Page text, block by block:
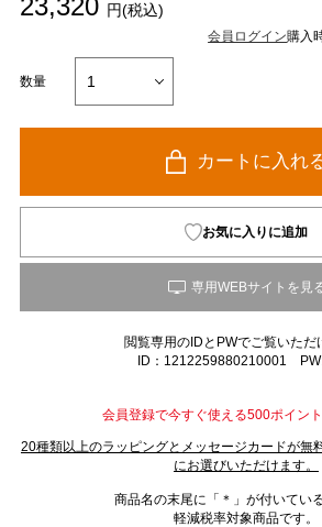
23,320 円(税込)
会員ログイン購入
数量
カートに入れ
お気に入りに追加
閲覧専用のIDとPWでご覧いただ
ID：1212259880210001
会員登録で今すぐ使える500ポイン
20種類以上のラッピングとメッセージカードが無
にお選びいただけます。
商品名の末尾に「＊」が付いてい
軽減税率対象商品です。